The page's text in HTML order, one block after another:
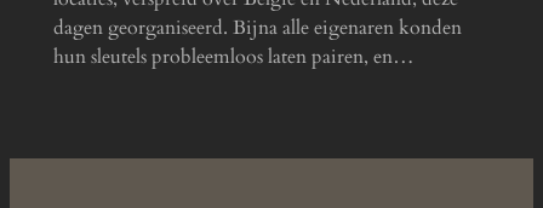
dagen georganiseerd. Bijna alle eigenaren konden
hun sleutels probleemloos laten pairen, en…